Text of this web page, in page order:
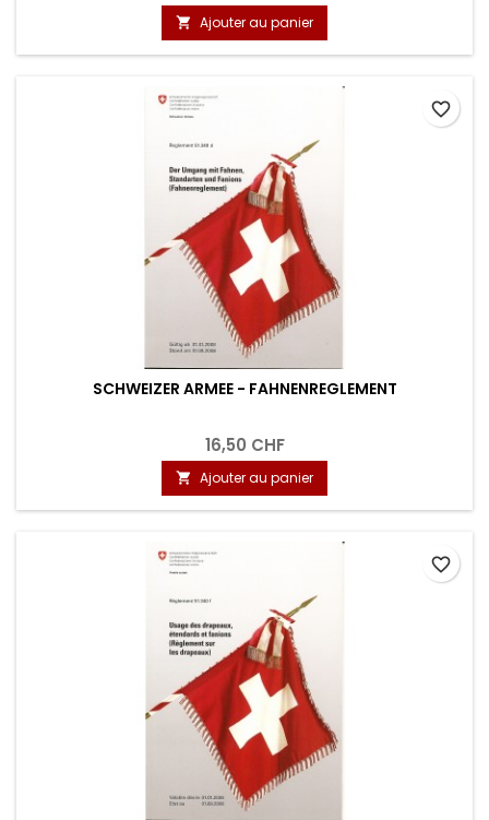
 Ajouter au panier
SCHWEIZER ARMEE - FAHNENREGLEMENT
16,50 CHF
 Ajouter au panier
favorite_border
favorite_border